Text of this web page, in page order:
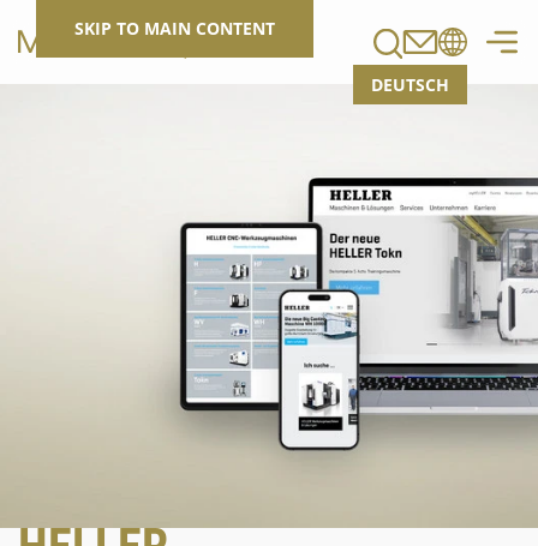
SKIP TO MAIN CONTENT
DEUTSCH